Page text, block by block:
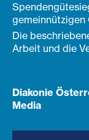
gemeinnützigen
Die
Arbeit und die
Diakonie
Media